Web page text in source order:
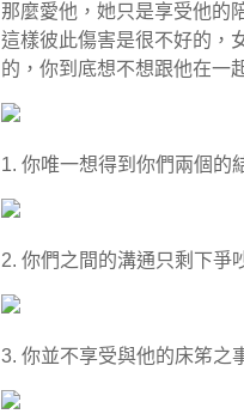
那麼愛他，她只是享受他的
這樣彼此傷害是很不好的，
的，你到底想不想跟他在一
1. 你唯一想得到你們兩個的
2. 你們之間的溝通只剩下爭
3. 你並不享受與他的床笫之